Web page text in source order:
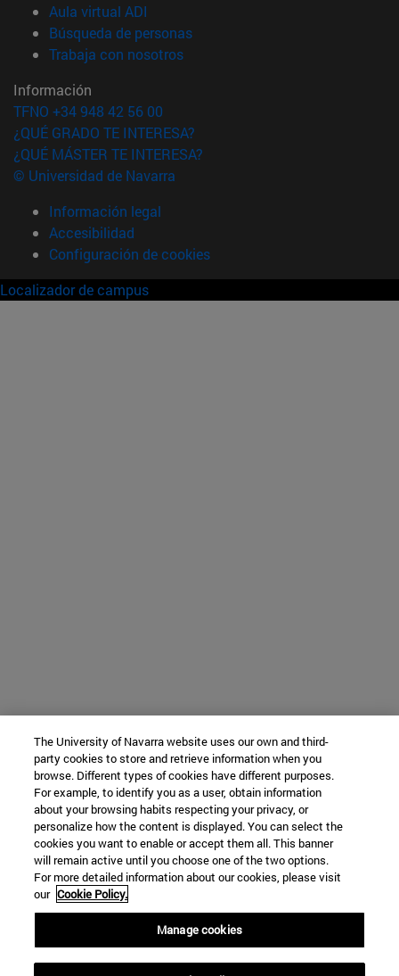
Aula virtual ADI
Búsqueda de personas(abre en nueva ventana)
Trabaja con nosotros(abre en nueva ventana)
Información
TFNO +34 948 42 56 00
¿QUÉ GRADO TE INTERESA?
¿QUÉ MÁSTER TE INTERESA?
© Universidad de Navarra
Información legal
Accesibilidad
Configuración de cookies
Localizador de campus
The University of Navarra website uses our own and third-
party cookies to store and retrieve information when you
browse. Different types of cookies have different purposes.
For example, to identify you as a user, obtain information
about your browsing habits respecting your privacy, or
personalize how the content is displayed. You can select the
cookies you want to enable or accept them all. This banner
will remain active until you choose one of the two options.
For more detailed information about our cookies, please visit
our Cookie Policy.
Manage cookies